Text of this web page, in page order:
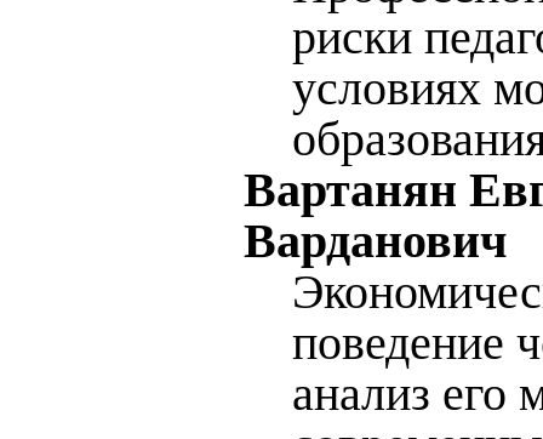
риски
условиях
Вартанян
Варданович
поведение
анализ его